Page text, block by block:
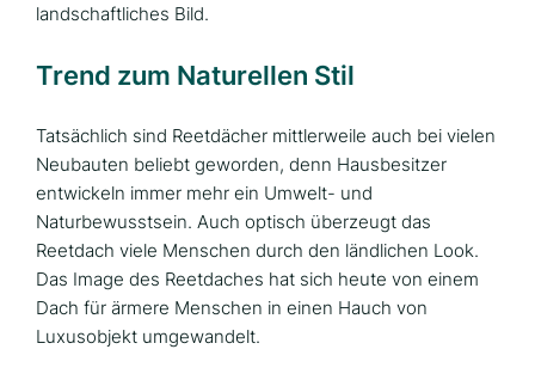
landschaftliches Bild.
Trend zum Naturellen Stil
Tatsächlich sind Reetdächer mittlerweile auch bei vielen
Neubauten beliebt geworden, denn Hausbesitzer
entwickeln immer mehr ein Umwelt- und
Naturbewusstsein. Auch optisch überzeugt das
Reetdach viele Menschen durch den ländlichen Look.
Das Image des Reetdaches hat sich heute von einem
Dach für ärmere Menschen in einen Hauch von
Luxusobjekt umgewandelt.